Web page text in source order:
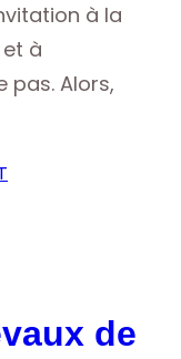
à la
à
pas. Alors,
de